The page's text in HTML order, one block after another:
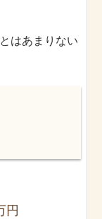
はあまりない
円